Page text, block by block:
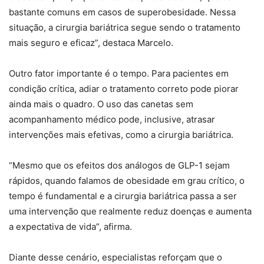
bastante comuns em casos de superobesidade. Nessa
situação, a cirurgia bariátrica segue sendo o tratamento
mais seguro e eficaz”, destaca Marcelo.
Outro fator importante é o tempo. Para pacientes em
condição crítica, adiar o tratamento correto pode piorar
ainda mais o quadro. O uso das canetas sem
acompanhamento médico pode, inclusive, atrasar
intervenções mais efetivas, como a cirurgia bariátrica.
“Mesmo que os efeitos dos análogos de GLP-1 sejam
rápidos, quando falamos de obesidade em grau crítico, o
tempo é fundamental e a cirurgia bariátrica passa a ser
uma intervenção que realmente reduz doenças e aumenta
a expectativa de vida”, afirma.
Diante desse cenário, especialistas reforçam que o